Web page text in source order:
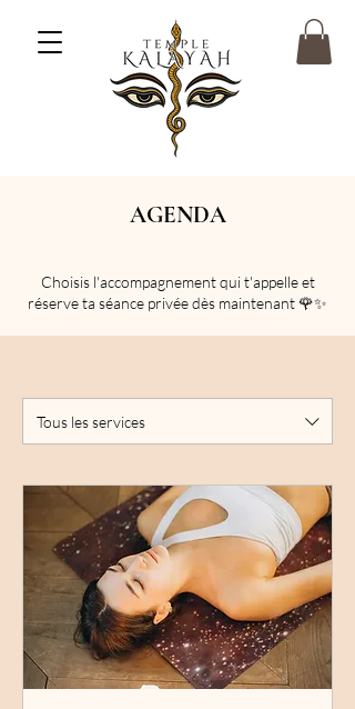
AGENDA
Choisis l'accompagnement qui t'appelle et
réserve ta séance privée dès maintenant 🌹✨
Tous les services